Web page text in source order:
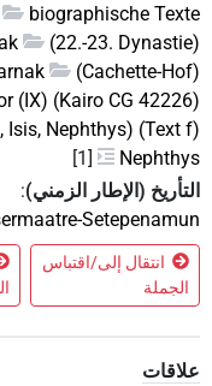
biographische Texte
(22.-23. Dynastie)
(Cachette-Hof)
(IX) (Kairo CG 42226)
Isis, Nephthys) (Text f)
Nephthys
[1]
التأريخ (الإطار الزمني):
Setepenamun
انتقال إلى/اقتباس
الجملة
علاقات